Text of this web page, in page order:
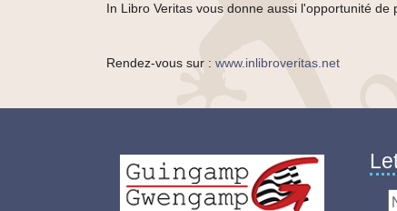
In Libro Veritas vous donne aussi l'opportunité de
Rendez-vous sur : www.inlibroveritas.net
Logo
pied